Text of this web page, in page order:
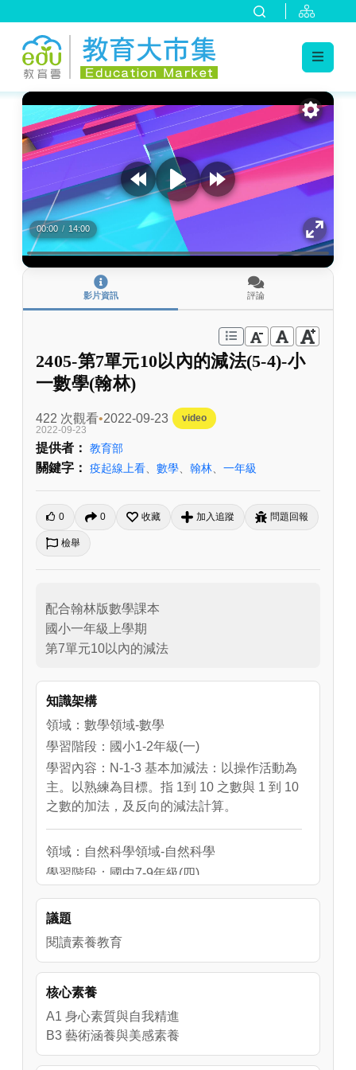
:::
00:00 / 14:00
影片資訊 評論
2405-第7單元10以內的減法(5-4)-小
一數學(翰林)
422 次觀看 2022-09-23
video
2022-09-23
提供者： 教育部
關鍵字： 疫起線上看 數學 翰林 一年級
0 0 收藏 加入追蹤 問題回報
檢舉
配合翰林版數學課本
國小一年級上學期
第7單元10以內的減法
知識架構
領域：數學領域-數學
學習階段：國小1-2年級(一)
學習內容：N-1-3 基本加減法：以操作活動為
主。以熟練為目標。指 1到 10 之數與 1 到 10
之數的加法，及反向的減法計算。
領域：自然科學領域-自然科學
學習階段：國中7-9年級(四)
意義與應用。含「添加型」、「併加型」、
「拿走型」、「比較型」等應用問題。加法和
減法算式。
學習表現：n-Ⅰ-2 理解加法和減法的意義，熟
練基本加減法並能流暢計算。
議題
閱讀素養教育
核心素養
A1 身心素質與自我精進
B3 藝術涵養與美感素養